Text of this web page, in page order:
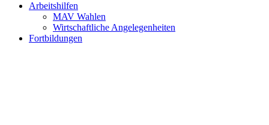
Arbeitshilfen
MAV Wahlen
Wirtschaftliche Angelegenheiten
Fortbildungen